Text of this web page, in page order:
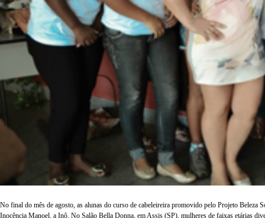
No final do mês de agosto, as alunas do curso de cabeleireira promovido pelo Projeto Beleza
Inocência Manoel, a Inô. No Salão Bella Donna, em Assis (SP), mulheres de faixas etárias